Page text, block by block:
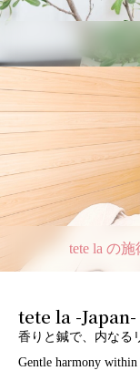
tete la の
tete la -Japan-
香りと鍼で、内なる
Gentle harmony within